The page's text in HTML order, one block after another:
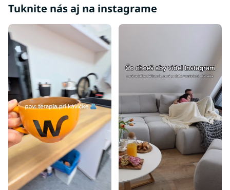
Tuknite nás aj na instagrame